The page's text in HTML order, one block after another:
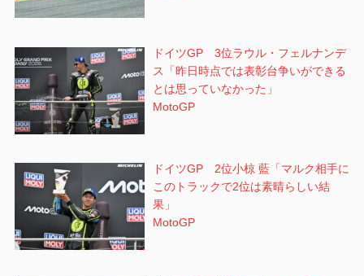
ドイツGP 3位ラウル・フェルナンデ
ス「昨日時点では表彰台争いができる
とは思っていなかった」
MotoGP
ドイツGP 2位小椋 藍「マルク相手に
このトラックで2位は素晴らしい結
果」
MotoGP